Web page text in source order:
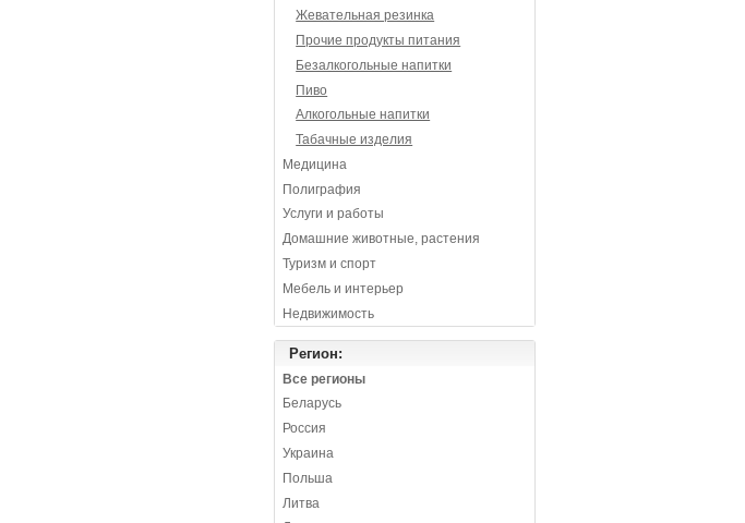
Жевательная резинка
Прочие продукты питания
Безалкогольные напитки
Пиво
Алкогольные напитки
Табачные изделия
Медицина
Полиграфия
Услуги и работы
Домашние животные, растения
Туризм и спорт
Мебель и интерьер
Недвижимость
Регион:
Все регионы
Беларусь
Россия
Украина
Польша
Литва